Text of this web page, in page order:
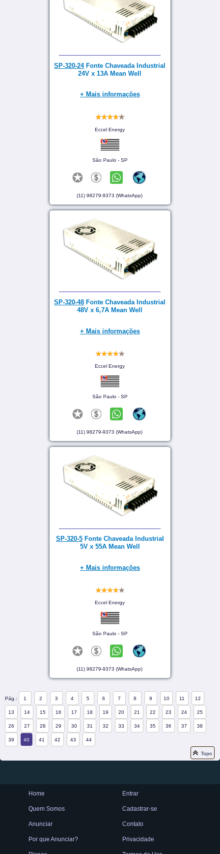
SP-320-24Fonte Chaveada Industrial
24V x 13A Mean Well
+ Mais informações
Eccel Energy
São Paulo - SP
(11) 98279-9373 (WhatsApp)
SP-320-48 Fonte Chaveada Industrial
48V x 6,7A Mean Well
+ Mais informações
Eccel Energy
São Paulo - SP
(11) 98279-9373 (WhatsApp)
SP-320-5Fonte Chaveada Industrial
5V x 55A Mean Well
+ Mais informações
Eccel Energy
São Paulo - SP
(11) 98279-9373 (WhatsApp)
Pág.: 1 2 3 4 5 6 7 8 9 10 11 12
13 14 15 16 17 18 19 20 21 22 23 24 25
26 27 28 29 30 31 32 33 34 35 36 37 38
39 40 41 42 43 44
Topo
Home
Quem Somos
Anunciar
Por que Anunciar?
Entrar
Cadastrar-se
Contato
Privacidade